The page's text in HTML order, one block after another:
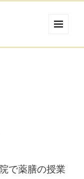
で薬膳の授業